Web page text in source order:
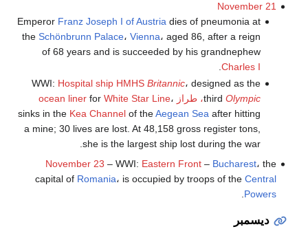
November 21
Emperor Franz Joseph I of Austria dies of pneumonia at
theSchönbrunn Palace،Vienna، aged 86, after a reign
of 68 years and is succeeded by his grandnephew
Charles I
.
WWI: Hospital ship HMHSBritannic، designed as the
thirdOlympic ، طراز ocean liner forWhite Star Line،
sinks in the Kea Channel of theAegean Sea after hitting
a mine; 30 lives are lost. At 48,158 gross register tons,
she is the largest ship lost during the war.
November 23 – WWI: Eastern Front– Bucharest، the
capital of Romania، is occupied by troops of the Central
Powers
ديسمبر